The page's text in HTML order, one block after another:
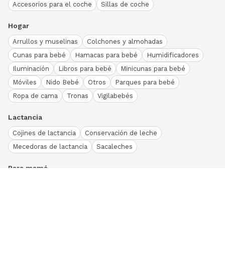
Accesorios para el coche Sillas de coche
Hogar
Arrullos y muselinas
Colchones y almohadas
Cunas para bebé
Hamacas para bebé
Humidificadores
Iluminación
Libros para bebé
Minicunas para bebé
Móviles
Nido Bebé Otros
Parques para bebé
Ropa de cama
Tronas Vigilabebés
Lactancia
Cojines de lactancia
Conservación de leche
Mecedoras de lactancia
Sacaleches
Para mamá